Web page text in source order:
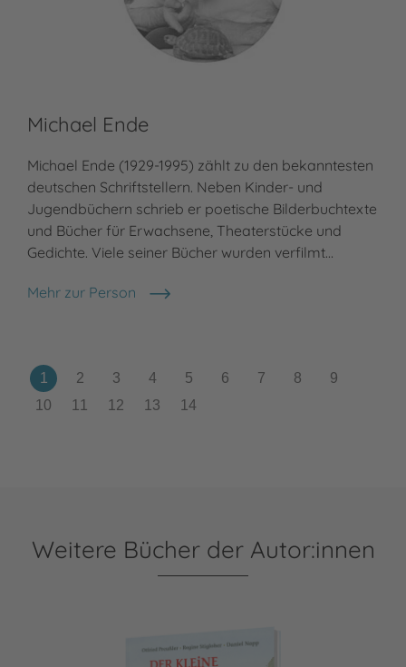
Michael Ende
Michael Ende (1929-1995) zählt zu den bekanntesten
deutschen Schriftstellern. Neben Kinder- und
Jugendbüchern schrieb er poetische Bilderbuchtexte
und Bücher für Erwachsene, Theaterstücke und
Gedichte. Viele seiner Bücher wurden verfilmt…
Mehr zur Person
Michael Ende
Weitere Bücher der Autor:innen